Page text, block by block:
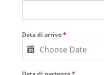
Data di arrivo*